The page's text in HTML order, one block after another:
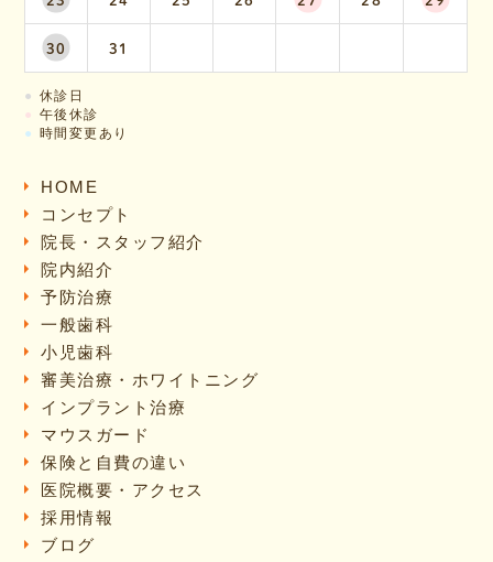
30 31
● 休診日
● 午後休診
● 時間変更あり
HOME
コンセプト
院長・スタッフ紹介
院内紹介
予防治療
一般歯科
小児歯科
審美治療・ホワイトニング
インプラント治療
マウスガード
保険と自費の違い
医院概要・アクセス
採用情報
ブログ